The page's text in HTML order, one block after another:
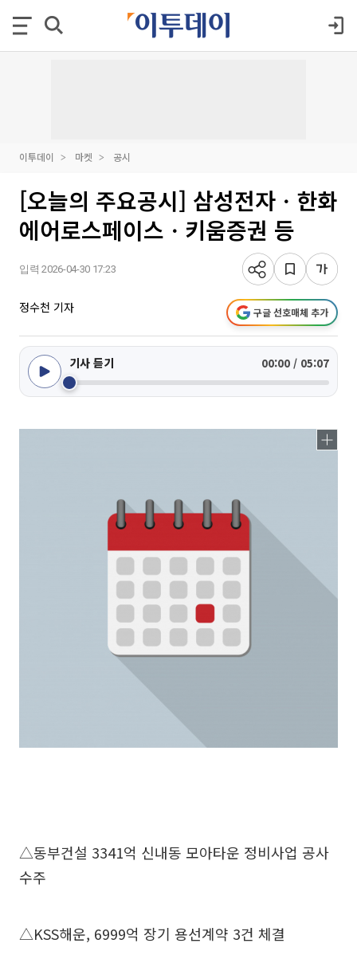
이투데이 마켓 공시
[오늘의 주요공시] 삼성전자ㆍ한화
에어로스페이스ㆍ키움증권 등
입력 2026-04-30 17:23
정수천 기자 구글 선호매체 추가
기사 듣기 00:00 / 05:07
△동부건설 3341억 신내동 모아타운 정비사업 공사
수주
△KSS해운, 6999억 장기 용선계약 3건 체결